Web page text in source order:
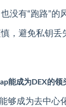
没有“跑路”的
，避免私钥丢
能成为DEX的领
够成为去中心